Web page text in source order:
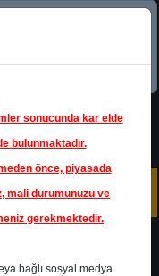
sonucunda kar elde
bulunmaktadır.
önce, piyasada
mali durumunuzu ve
gerekmektedir.
bağlı sosyal medya